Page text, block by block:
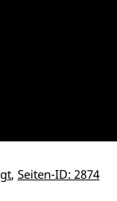
, Seiten-ID: 2874